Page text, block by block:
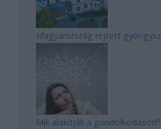
Magyarország rejtett
Mik alakítják a